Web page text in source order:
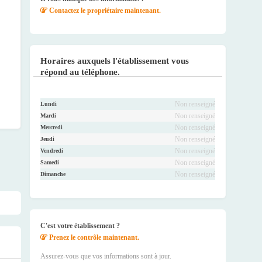
Contactez le propriétaire maintenant.
Horaires auxquels l'établissement vous
répond au téléphone.
Lundi Non renseigné
Mardi Non renseigné
Mercredi Non renseigné
Jeudi Non renseigné
Vendredi Non renseigné
Samedi Non renseigné
Dimanche Non renseigné
C'est votre établissement ?
Prenez le contrôle maintenant.
Assurez-vous que vos informations sont à jour.